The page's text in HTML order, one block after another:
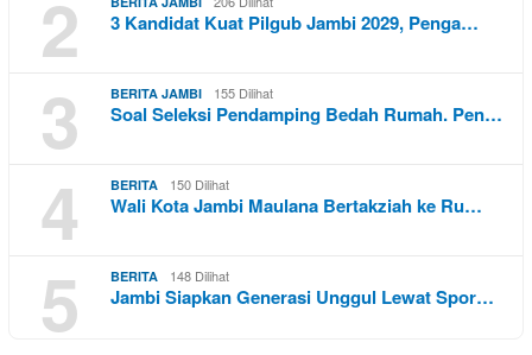
2 3 Kandidat Kuat Pilgub Jambi 2029, Penga…
3 BERITA JAMBI 155 Dilihat
Soal Seleksi Pendamping Bedah Rumah. Pen…
4 BERITA 150 Dilihat
Wali Kota Jambi Maulana Bertakziah ke Ru…
5 BERITA 148 Dilihat
Jambi Siapkan Generasi Unggul Lewat Spor…